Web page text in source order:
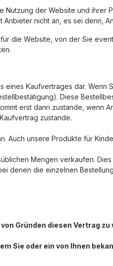
der Website und
nicht an, es sei denn,
die Website, von der Sie
eines Kaufvertrages dar.
Diese
erst dann zustande,
zustande.
Auch unsere Produkte für
Mengen verkaufen.
denen die einzelnen
Gründen diesen Vertrag
Sie oder ein von Ihnen